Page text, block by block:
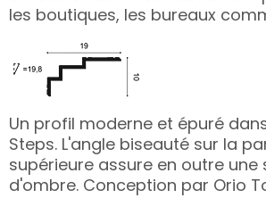
les boutiques, les bureaux
Un profil moderne et épuré
Steps. L'angle biseauté sur la
supérieure assure en outre une
d'ombre. Conception par Orio